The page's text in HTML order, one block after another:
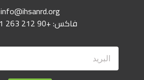
info@ihsanrd.org
فاكس: +90 212 263 41 75